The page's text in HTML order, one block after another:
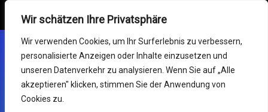
Wir schätzen Ihre Privatsphäre
Wir verwenden Cookies, um Ihr Surferlebnis zu verbessern,
personalisierte Anzeigen oder Inhalte einzusetzen und
unseren Datenverkehr zu analysieren. Wenn Sie auf „Alle
akzeptieren" klicken, stimmen Sie der Anwendung von
Cookies zu.
Retevis Online Shop
Mein Konto
Funkgeräte
Service & RMA
content
Germany RETEVIS (wir